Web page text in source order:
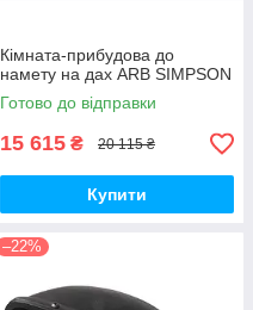
Кімната-прибудова до
намету на дах ARB SIMPSON
Готово до відправки
15 615 ₴ 20 115 ₴
Купити
–22%